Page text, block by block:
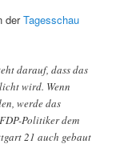
derTagesschau
darauf, dass das
wird. Wenn
werde das
Politiker dem
21 auch gebaut